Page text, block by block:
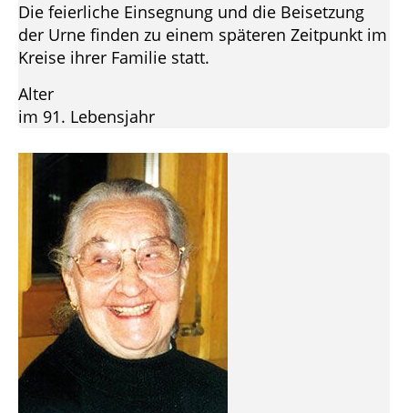
Die feierliche Einsegnung und die Beisetzung
der Urne finden zu einem späteren Zeitpunkt im
Kreise ihrer Familie statt.
Alter
im 91. Lebensjahr